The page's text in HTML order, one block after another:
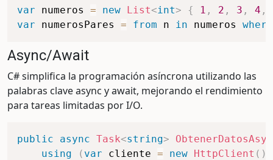
var numeros = new List<int> { 1 , 2 , 3 , 4 ,
var numerosPares = from n in numeros where
Async/Await
C# simplifica la programación asíncrona utilizando las
palabras clave async y await, mejorando el rendimiento
para tareas limitadas por I/O.
public async Task<string>
using
( var cliente = new HttpClient ( )